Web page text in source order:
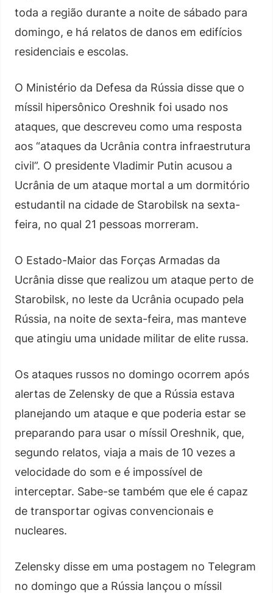
toda a região durante a noite de sábado para
domingo, e há relatos de danos em edifícios
residenciais e escolas.
O Ministério da Defesa da Rússia disse que o
míssil hipersônico Oreshnik foi usado nos
ataques, que descreveu como uma resposta
aos “ataques da Ucrânia contra infraestrutura
civil”. O presidente Vladimir Putin acusou a
Ucrânia de um ataque mortal a um dormitório
estudantil na cidade de Starobilsk na sexta-
feira, no qual 21 pessoas morreram.
O Estado-Maior das Forças Armadas da
Ucrânia disse que realizou um ataque perto de
Starobilsk, no leste da Ucrânia ocupado pela
Rússia, na noite de sexta-feira, mas manteve
que atingiu uma unidade militar de elite russa.
Os ataques russos no domingo ocorrem após
alertas de Zelensky de que a Rússia estava
planejando um ataque e que poderia estar se
preparando para usar o míssil Oreshnik, que,
segundo relatos, viaja a mais de 10 vezes a
velocidade do som e é impossível de
interceptar. Sabe-se também que ele é capaz
de transportar ogivas convencionais e
nucleares.
Zelensky disse em uma postagem no Telegram
no domingo que a Rússia lançou o míssil